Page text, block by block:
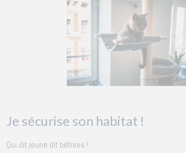
Je sécurise son habitat !
Qui dit jeune dit bêtises !